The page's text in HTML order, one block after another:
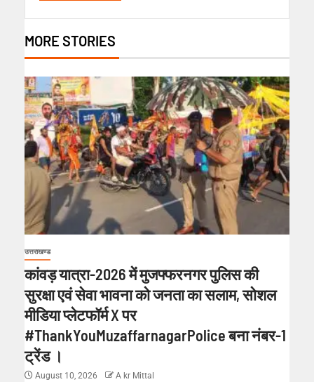
MORE STORIES
उत्तराखण्ड
कांवड़ यात्रा-2026 में मुजफ्फरनगर पुलिस की
सुरक्षा एवं सेवा भावना को जनता का सलाम, सोशल
मीडिया प्लेटफॉर्म X पर
#ThankYouMuzaffarnagarPolice बना नंबर-1
ट्रेंड ।
August 10, 2026 A kr Mittal